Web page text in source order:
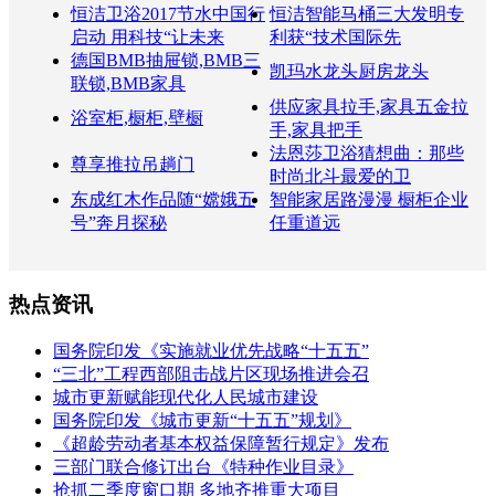
恒洁卫浴2017节水中国行
启动 用科技“让未来
恒洁智能马桶三大发明专
利获“技术国际先
德国BMB抽屉锁,BMB三
联锁,BMB家具
凯玛水龙头厨房龙头
浴室柜,橱柜,壁橱
供应家具拉手,家具五金拉
手,家具把手
尊享推拉吊趟门
法恩莎卫浴猜想曲：那些
时尚北斗最爱的卫
东成红木作品随“嫦娥五
号”奔月探秘
智能家居路漫漫 橱柜企业
任重道远
热点资讯
国务院印发《实施就业优先战略“十五五”
“三北”工程西部阻击战片区现场推进会召
城市更新赋能现代化人民城市建设
国务院印发《城市更新“十五五”规划》
《超龄劳动者基本权益保障暂行规定》发布
三部门联合修订出台《特种作业目录》
抢抓二季度窗口期 多地齐推重大项目